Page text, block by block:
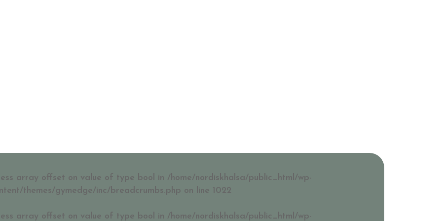
array offset on value of type bool in /home/nordiskhalsa/public_html/wp-
themes/gymedge/inc/breadcrumbs.php on line 1022
array offset on value of type bool in /home/nordiskhalsa/public_html/wp-